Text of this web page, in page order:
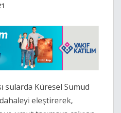
sularda Küresel Sumud
eleştirerek,